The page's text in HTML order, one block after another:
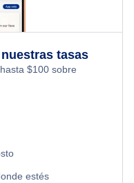
tasas
$100 sobre
estés